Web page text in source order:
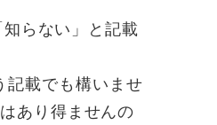
らない」と記載
載でも構いませ
あり得ませんの